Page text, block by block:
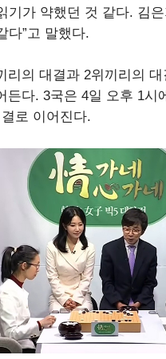
기가 약했던 것 같다. 김
다”고 말했다.
리의 대결과 2위끼리의
든다. 3국은 4일 오후 1시
로 이어진다.